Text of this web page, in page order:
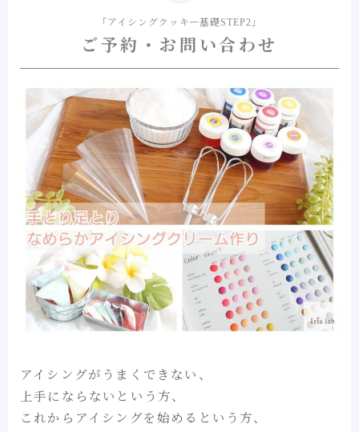
「アイシングクッキー基礎STEP2」
ご予約・お問い合わせ
アイシングがうまくできない、
上手にならないという方、
これからアイシングを始めるという方、